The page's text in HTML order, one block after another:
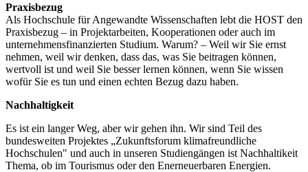
Praxisbezug
Als Hochschule für Angewandte Wissenschaften lebt die HOST den
Praxisbezug – in Projektarbeiten, Kooperationen oder auch im
unternehmensfinanzierten Studium. Warum? – Weil wir Sie ernst
nehmen, weil wir denken, dass das, was Sie beitragen können,
wertvoll ist und weil Sie besser lernen können, wenn Sie wissen
wofür Sie es tun und einen echten Bezug dazu haben.
Nachhaltigkeit
Es ist ein langer Weg, aber wir gehen ihn. Wir sind Teil des
bundesweiten Projektes „Zukunftsforum klimafreundliche
Hochschulen" und auch in unseren Studiengängen ist Nachhaltikeit
Thema, ob im Tourismus oder den Enerneuerbaren Energien.